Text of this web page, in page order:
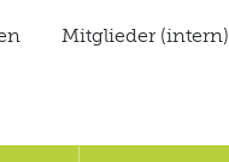
Mitglieder (intern)